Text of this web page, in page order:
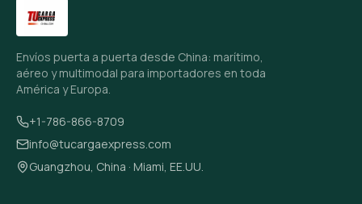
Envíos puerta a puerta desde China: marítimo,
aéreo y multimodal para importadores en toda
América y Europa.
+1-786-866-8709
info@tucargaexpress.com
Guangzhou, China · Miami, EE.UU.